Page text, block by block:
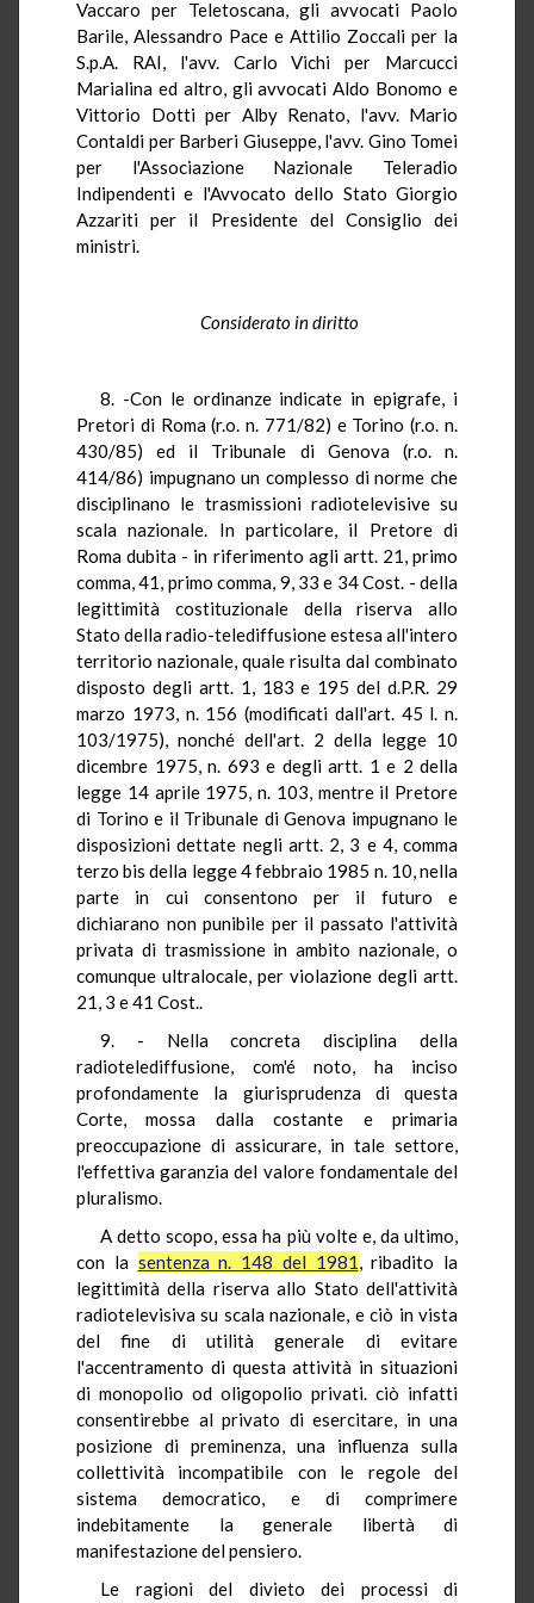
Vaccaro per Teletoscana, gli avvocati Paolo
Barile, Alessandro Pace e Attilio Zoccali per la
S.p.A. RAI, l'avv. Carlo Vichi per Marcucci
Marialina ed altro, gli avvocati Aldo Bonomo e
Vittorio Dotti per Alby Renato, l'avv. Mario
Contaldi per Barberi Giuseppe, l'avv. Gino Tomei
per l'Associazione Nazionale Teleradio
Indipendenti e l'Avvocato dello Stato Giorgio
Azzariti per il Presidente del Consiglio dei
ministri.
Considerato in diritto
8. -Con le ordinanze indicate in epigrafe, i
Pretori di Roma (r.o. n. 771/82) e Torino (r.o. n.
430/85) ed il Tribunale di Genova (r.o. n.
414/86) impugnano un complesso di norme che
disciplinano le trasmissioni radiotelevisive su
scala nazionale. In particolare, il Pretore di
Roma dubita - in riferimento agli artt. 21, primo
comma, 41, primo comma, 9, 33 e 34 Cost. - della
legittimità costituzionale della riserva allo
Stato della radio-telediffusione estesa all'intero
territorio nazionale, quale risulta dal combinato
disposto degli artt. 1, 183 e 195 del d.P.R. 29
marzo 1973, n. 156 (modificati dall'art. 45 l. n.
103/1975), nonché dell'art. 2 della legge 10
dicembre 1975, n. 693 e degli artt. 1 e 2 della
legge 14 aprile 1975, n. 103, mentre il Pretore
di Torino e il Tribunale di Genova impugnano le
disposizioni dettate negli artt. 2, 3 e 4, comma
terzo bis della legge 4 febbraio 1985 n. 10, nella
parte in cui consentono per il futuro e
dichiarano non punibile per il passato l'attività
privata di trasmissione in ambito nazionale, o
comunque ultralocale, per violazione degli artt.
21, 3 e 41 Cost..
9. - Nella concreta disciplina della
radiotelediffusione, com'é noto, ha inciso
profondamente la giurisprudenza di questa
Corte, mossa dalla costante e primaria
preoccupazione di assicurare, in tale settore,
l'effettiva garanzia del valore fondamentale del
pluralismo.
A detto scopo, essa ha più volte e, da ultimo,
con la sentenza n. 148 del 1981, ribadito la
legittimità della riserva allo Stato dell'attività
radiotelevisiva su scala nazionale, e ciò in vista
del fine di utilità generale di evitare
l'accentramento di questa attività in situazioni
di monopolio od oligopolio privati. ciò infatti
consentirebbe al privato di esercitare, in una
posizione di preminenza, una influenza sulla
collettività incompatibile con le regole del
sistema democratico, e di comprimere
indebitamente la generale libertà di
manifestazione del pensiero.
Le ragioni del divieto dei processi di